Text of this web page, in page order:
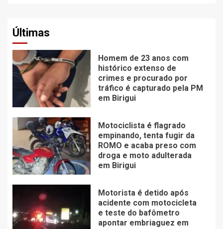
Últimas
Homem de 23 anos com
histórico extenso de
crimes e procurado por
tráfico é capturado pela PM
em Birigui
Motociclista é flagrado
empinando, tenta fugir da
ROMO e acaba preso com
droga e moto adulterada
em Birigui
Motorista é detido após
acidente com motocicleta
e teste do bafômetro
apontar embriaguez em